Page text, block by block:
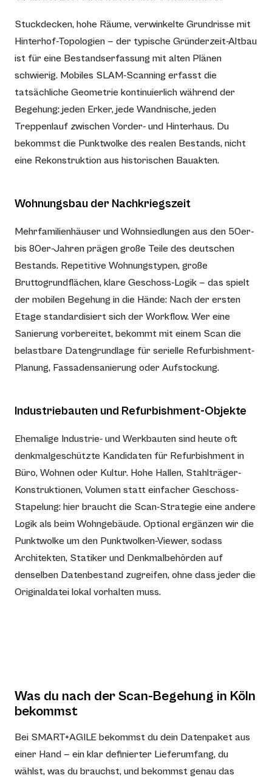
Stuckdecken, hohe Räume, verwinkelte Grundrisse mit
Hinterhof-Topologien — der typische Gründerzeit-Altbau
ist für eine Bestandserfassung mit alten Plänen
schwierig. Mobiles SLAM-Scanning erfasst die
tatsächliche Geometrie kontinuierlich während der
Begehung: jeden Erker, jede Wandnische, jeden
Treppenlauf zwischen Vorder- und Hinterhaus. Du
bekommst die Punktwolke des realen Bestands, nicht
eine Rekonstruktion aus historischen Bauakten.
Wohnungsbau der Nachkriegszeit
Mehrfamilienhäuser und Wohnsiedlungen aus den 50er-
bis 80er-Jahren prägen große Teile des deutschen
Bestands. Repetitive Wohnungstypen, große
Bruttogrundflächen, klare Geschoss-Logik — das spielt
der mobilen Begehung in die Hände: Nach der ersten
Etage standardisiert sich der Workflow. Wer eine
Sanierung vorbereitet, bekommt mit einem Scan die
belastbare Datengrundlage für serielle Refurbishment-
Planung, Fassadensanierung oder Aufstockung.
Industriebauten und Refurbishment-Objekte
Ehemalige Industrie- und Werkbauten sind heute oft
denkmalgeschützte Kandidaten für Refurbishment in
Büro, Wohnen oder Kultur. Hohe Hallen, Stahlträger-
Konstruktionen, Volumen statt einfacher Geschoss-
Stapelung: hier braucht die Scan-Strategie eine andere
Logik als beim Wohngebäude. Optional ergänzen wir die
Punktwolke um den Punktwolken-Viewer, sodass
Architekten, Statiker und Denkmalbehörden auf
denselben Datenbestand zugreifen, ohne dass jeder die
Originaldatei lokal vorhalten muss.
Was du nach der Scan-Begehung in Köln
bekommst
Bei SMART+AGILE bekommst du dein Datenpaket aus
einer Hand — ein klar definierter Lieferumfang, du
wählst, was du brauchst, und bekommst genau das